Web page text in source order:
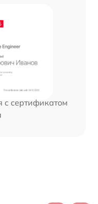
с сертификатом